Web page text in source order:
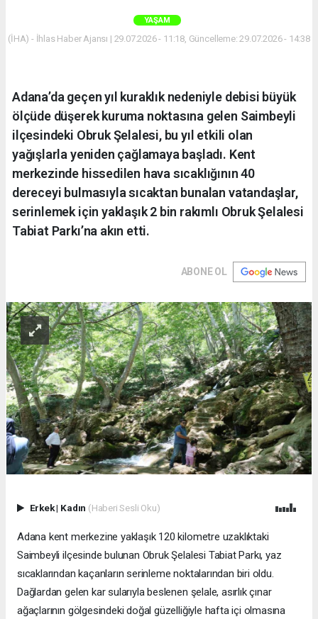
YAŞAM
(İHA) - İhlas Haber Ajansı | 29.07.2026 - 11:18, Güncelleme: 29.07.2026 - 14:38
Adana’da geçen yıl kuraklık nedeniyle debisi büyük
ölçüde düşerek kuruma noktasına gelen Saimbeyli
ilçesindeki Obruk Şelalesi, bu yıl etkili olan
yağışlarla yeniden çağlamaya başladı. Kent
merkezinde hissedilen hava sıcaklığının 40
dereceyi bulmasıyla sıcaktan bunalan vatandaşlar,
serinlemek için yaklaşık 2 bin rakımlı Obruk Şelalesi
Tabiat Parkı’na akın etti.
ABONE OL
Erkek| Kadın (Haberi Sesli Oku)
Adana kent merkezine yaklaşık 120 kilometre uzaklıktaki
Saimbeyli ilçesinde bulunan Obruk Şelalesi Tabiat Parkı, yaz
sıcaklarından kaçanların serinleme noktalarından biri oldu.
Dağlardan gelen kar sularıyla beslenen şelale, asırlık çınar
ağaçlarının gölgesindeki doğal güzelliğiyle hafta içi olmasına